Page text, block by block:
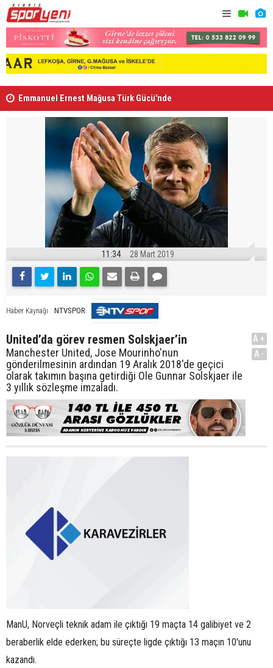
Emmanuel Ernest Mağusa Türk Gücü'nde
11:34 28 Mart 2019
Haber Kaynağı NTVSPOR
United’da görev resmen Solskjaer’in
Manchester United, Jose Mourinho'nun
gönderilmesinin ardından 19 Aralık 2018'de geçici
olarak takımın başına getirdiği Ole Gunnar Solskjaer ile
3 yıllık sözleşme imzaladı.
A+
A-
ManU, Norveçli teknik adam ile çıktığı 19 maçta 14 galibiyet ve 2
beraberlik elde ederken; bu süreçte ligde çıktığı 13 maçın 10'unu
kazandı.